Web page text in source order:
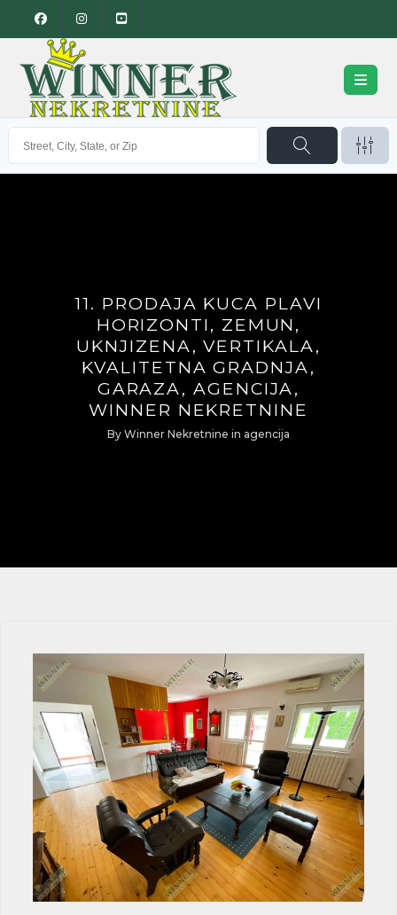
11. PRODAJA KUCA PLAVI
HORIZONTI, ZEMUN,
UKNJIZENA, VERTIKALA,
KVALITETNA GRADNJA,
GARAZA, AGENCIJA,
WINNER NEKRETNINE
By Winner Nekretnine in agencija